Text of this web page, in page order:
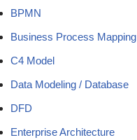
BPMN
Business Process Mapping
C4 Model
Data Modeling / Database
DFD
Enterprise Architecture